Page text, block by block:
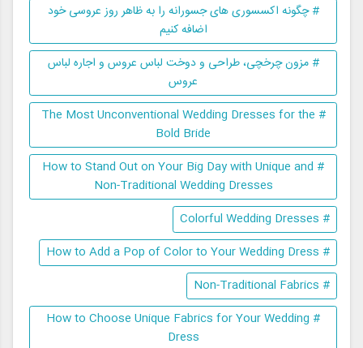
# چگونه اکسسوری های جسورانه را به ظاهر روز عروسی خود
اضافه کنیم
# مزون چرخچی، طراحی و دوخت لباس عروس و اجاره لباس
عروس
# The Most Unconventional Wedding Dresses for the
Bold Bride
# How to Stand Out on Your Big Day with Unique and
Non-Traditional Wedding Dresses
# Colorful Wedding Dresses
# How to Add a Pop of Color to Your Wedding Dress
# Non-Traditional Fabrics
# How to Choose Unique Fabrics for Your Wedding
Dress